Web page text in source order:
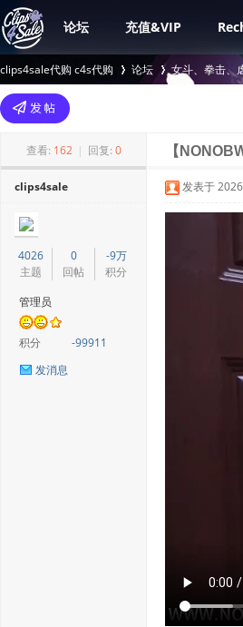
论坛 充值&VIP
clips4sale代购 c4s代购
>
论坛 女斗、拳击、
查看: 162 | 回复: 0 【
clips4sale
4026
主题
0
回帖
-9万
积分
管理员
积分
-99911
发消息
发表于